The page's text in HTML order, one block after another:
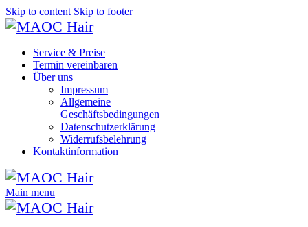
Skip to content Skip to footer
Service & Preise
Termin vereinbaren
Über uns
Impressum
Allgemeine
Geschäftsbedingungen
Datenschutzerklärung
Widerrufsbelehrung
Kontaktinformation
Main menu